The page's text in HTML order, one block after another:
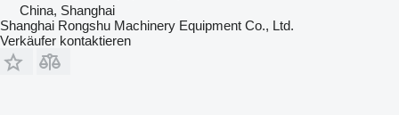
China, Shanghai
Shanghai Rongshu Machinery Equipment Co., Ltd.
Verkäufer kontaktieren